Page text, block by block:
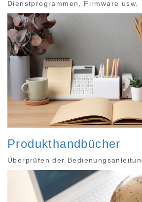
Dienstprogrammen, Firmware usw.
Produkthandbücher
Überprüfen der